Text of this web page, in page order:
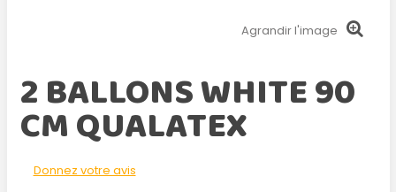
Agrandir l'image
2 BALLONS WHITE 90
CM QUALATEX
Donnez votre avis